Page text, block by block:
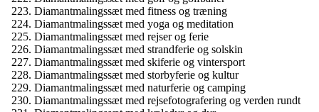
Diamantmalingssæt med fitness og træning
Diamantmalingssæt med yoga og meditation
Diamantmalingssæt med rejser og ferie
Diamantmalingssæt med strandferie og solskin
Diamantmalingssæt med skiferie og vintersport
Diamantmalingssæt med storbyferie og kultur
Diamantmalingssæt med naturferie og camping
Diamantmalingssæt med rejsefotografering og verden rundt